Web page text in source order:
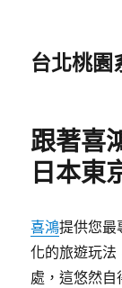
台北桃園
跟著喜
日本東
喜鴻提供您最
化的旅遊玩法
處，這悠然自